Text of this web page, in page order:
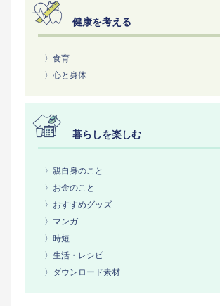
健康を考える
〉食育
〉心と身体
暮らしを楽しむ
〉親自身のこと
〉お金のこと
〉おすすめグッズ
〉マンガ
〉時短
〉生活・レシピ
〉ダウンロード素材